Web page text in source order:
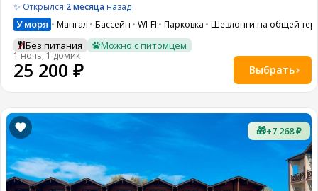
✨ Открылся 2 месяца назад
У моря Мангал Бассейн WI-FI Парковка Шезлонги на общей
Без питания Можно с питомцем
1 ночь, 1 домик
25 200 ₽ Выбрать
🎁+7 268 ₽